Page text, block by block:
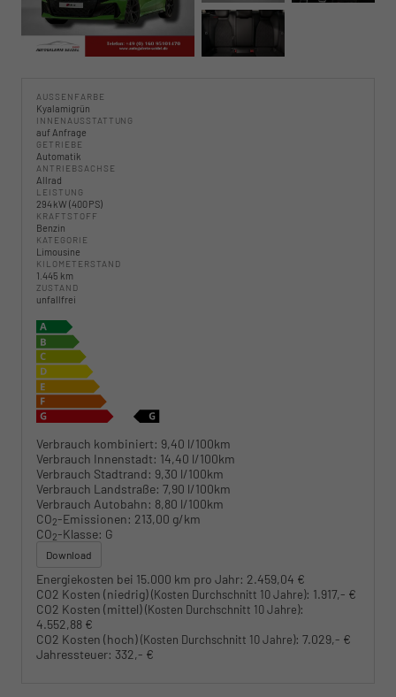
AUSSENFARBE
Kyalamigrün
INNENAUSSTATTUNG
auf Anfrage
GETRIEBE
Automatik
ANTRIEBSACHSE
Allrad
LEISTUNG
294 kW (400 PS)
KRAFTSTOFF
Benzin
KATEGORIE
Limousine
KILOMETERSTAND
1.445 km
ZUSTAND
unfallfrei
Verbrauch kombiniert: 9,40 l/100km
Verbrauch Innenstadt: 14,40 l/100km
Verbrauch Stadtrand: 9,30 l/100km
Verbrauch Landstraße: 7,90 l/100km
Verbrauch Autobahn: 8,80 l/100km
CO2-Emissionen: 213,00 g/km
CO2-Klasse: G
Download
Energiekosten bei 15.000 km pro Jahr: 2.459,04 €
CO2 Kosten (niedrig)(Kosten Durchschnitt 10 Jahre): 1.917,- €
CO2 Kosten (mittel)(Kosten Durchschnitt 10 Jahre):
4.552,88 €
CO2 Kosten (hoch)(Kosten Durchschnitt 10 Jahre): 7.029,- €
Jahressteuer: 332,- €